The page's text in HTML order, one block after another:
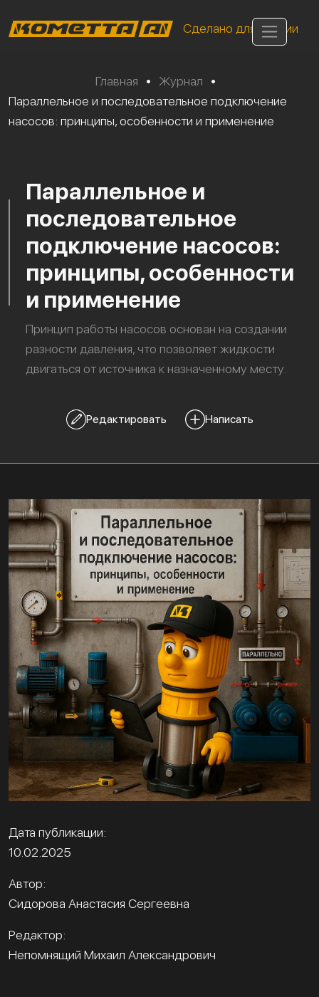
Сделано для России
Главная • Журнал
•
Параллельное и последовательное подключение
насосов: принципы, особенности и применение
Параллельное и
последовательное
подключение насосов:
принципы, особенности
и применение
Принцип работы насосов основан на создании
разности давления, что позволяет жидкости
двигаться от источника к назначенному месту.
Редактировать Написать
Дата публикации:
10.02.2025
Автор:
Сидорова Анастасия Сергеевна
Редактор:
Непомнящий Михаил Александрович